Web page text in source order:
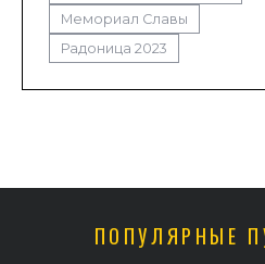
Мемориал Славы
Радоница 2023
ПОПУЛЯРНЫЕ